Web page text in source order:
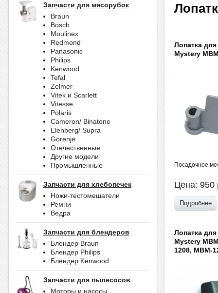
Запчасти для мясорубок
Braun
Bosch
Moulinex
Redmond
Panasonic
Philips
Kenwood
Tefal
Zelmer
Vitek и Scarlett
Vitesse
Polaris
Cameron/ Binatone
Elenberg/ Supra
Gorenje
Отечественные
Другие модели
Промышленные
Запчасти для хлебопечек
Ножи-тестомешатели
Ремни
Ведра
Запчасти для блендеров
Блендер Braun
Блендер Philips
Блендер Kenwood
Запчасти для пылесосов
Моторы и насосы
Лопатка
Mystery
Посадочное
Цена: 950
Подробнее
Лопатка
Mystery
1208, MBM-